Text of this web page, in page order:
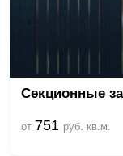
Секционные
от 751 руб. кв.м.